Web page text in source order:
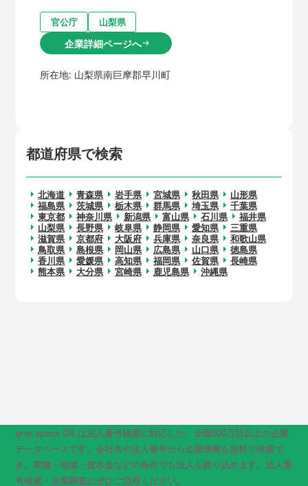
都道府県で検索
北海道 青森県 岩手県 宮城県 秋田県
山形県
福島県
茨城県 栃木県 群馬県 埼玉県
千葉県
東京都
神奈川県 新潟県 富山県 石川県
福井県
山梨県
長野県 岐阜県 静岡県 愛知県
三重県
滋賀県
京都府 大阪府 兵庫県 奈良県
和歌山県
鳥取県
島根県 岡山県 広島県 山口県
徳島県
香川県
愛媛県 高知県 福岡県 佐賀県
長崎県
熊本県
大分県 宮崎県 鹿児島県 沖縄県
官公庁 山梨県
企業詳細ページへarrow_right_alt
所在地: 山梨県南巨摩郡早川町
grip space DB は法人番号検索に対応した、全国500万社以上の企業
データベースです。会社名や法人番号から企業情報を無料で検索で
き、業種・地域・資本金などの条件でも法人を絞り込めます。法人番
号検索・企業調査にぜひご活用ください。